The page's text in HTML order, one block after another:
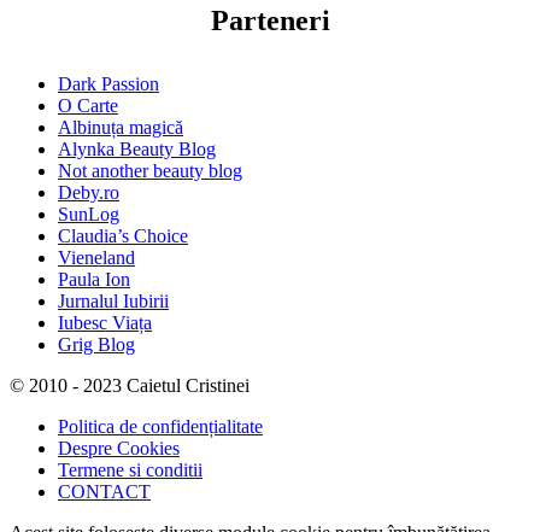
Parteneri
Dark Passion
O Carte
Albinuța magică
Alynka Beauty Blog
Not another beauty blog
Deby.ro
SunLog
Claudia’s Choice
Vieneland
Paula Ion
Jurnalul Iubirii
Iubesc Viața
Grig Blog
© 2010 - 2023 Caietul Cristinei
Politica de confidențialitate
Despre Cookies
Termene si conditii
CONTACT